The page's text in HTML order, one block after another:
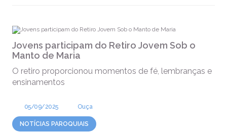
Jovens participam do Retiro Jovem Sob o
Manto de Maria
O retiro proporcionou momentos de fé, lembranças e
ensinamentos
05/09/2025 Ouça
NOTÍCIAS PAROQUIAIS